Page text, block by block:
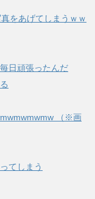
をあげてしまうｗｗ
日頑張ったんだ
（※画
てしまう